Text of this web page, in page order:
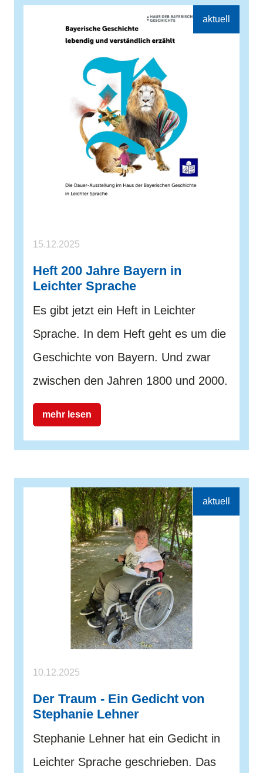
15.12.2025
Heft 200 Jahre Bayern in
Leichter Sprache
Es gibt jetzt ein Heft in Leichter
Sprache. In dem Heft geht es um die
Geschichte von Bayern. Und zwar
zwischen den Jahren 1800 und 2000.
mehr lesen
10.12.2025
Der Traum - Ein Gedicht von
Stephanie Lehner
Stephanie Lehner hat ein Gedicht in
Leichter Sprache geschrieben. Das